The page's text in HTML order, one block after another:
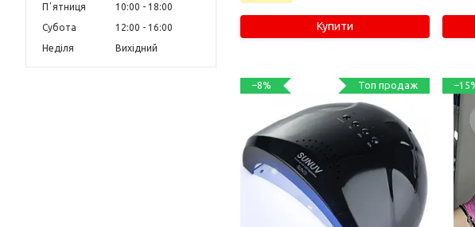
Пʼятниця
10:00
18:00
Субота
12:00
16:00
Неділя
Вихідний
Купити
–8% Топ продаж